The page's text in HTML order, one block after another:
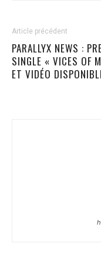
Article précédent
PARALLYX NEWS :
SINGLE « VICES OF
ET VIDÉO